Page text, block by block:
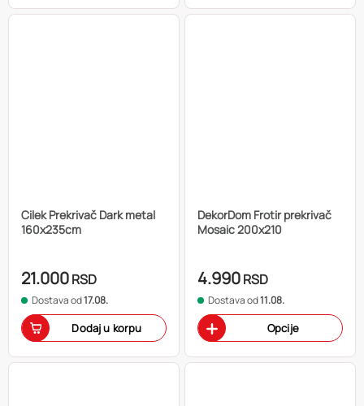
Cilek Prekrivač Dark metal
160x235cm
21.000RSD
Dostava od17.08.
Dodaj u korpu
DekorDom Frotir prekrivač
Mosaic 200x210
4.990RSD
Dostava od11.08.
Opcije